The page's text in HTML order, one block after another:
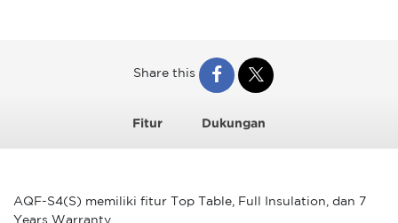
Fitur Dukungan
Share this
AQF-S4(S) memiliki fitur Top Table, Full Insulation, dan 7
Years Warranty